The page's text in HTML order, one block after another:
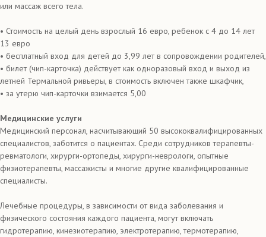
или массаж всего тела.
• Стоимость на целый день взрослый 16 евро, ребенок с 4 до 14 лет
13 евро
• бесплатный вход для детей до 3,99 лет в сопровождении родителей,
• билет (чип-карточка) действует как одноразовый вход и выход из
летней Термальной ривьеры, в стоимость включен также шкафчик,
• за утерю чип-карточки взимается 5,00
Медицинские услуги
Медицинский персонал, насчитывающий 50 высококвалифицированных
специалистов, заботится о пациентах. Среди сотрудников терапевты-
ревматологи, хирурги-ортопеды, хирурги-неврологи, опытные
физиотерапевты, массажисты и многие другие квалифицированные
специалисты.
Лечебные процедуры, в зависимости от вида заболевания и
физического состояния каждого пациента, могут включать
гидротерапию, кинезиотерапию, электротерапию, термотерапию,